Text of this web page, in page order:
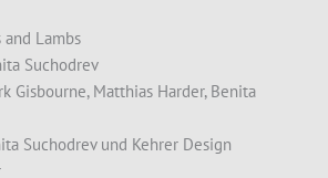
and Lambs
Suchodrev
Gisbourne, Matthias Harder, Benita
Suchodrev und Kehrer Design